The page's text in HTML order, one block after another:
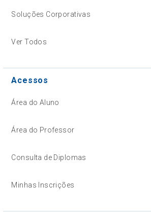
Soluções Corporativas
Ver Todos
Acessos
Área do Aluno
Área do Professor
Consulta de Diplomas
Minhas Inscrições